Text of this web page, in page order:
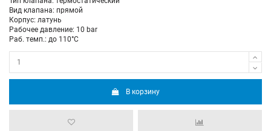
Вид клапана: прямой
Корпус: латунь
Рабочее давление: 10 bar
Раб. темп.: до 110°C
В корзину